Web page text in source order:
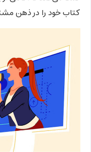
کتاب خود را در ذهن